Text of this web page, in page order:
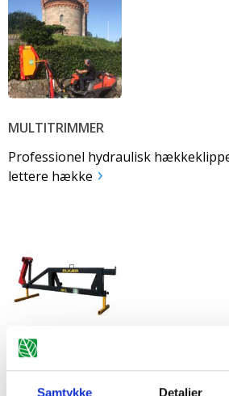
Samtykke Detaljer
MULTITRIMMER
Professionel hydraulisk
lettere hække
FRONTLÆSSERAMMER